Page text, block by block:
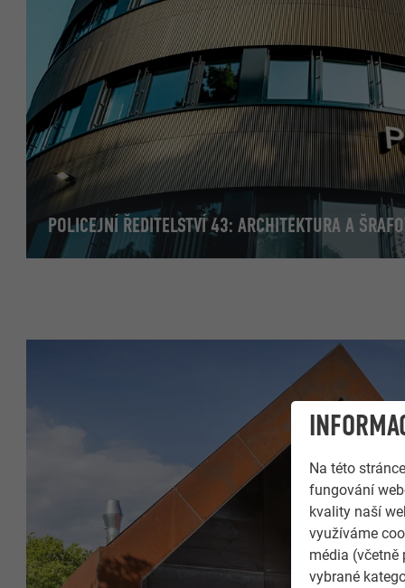
Na této
fungování
kvality naší
využíváme
média (včetně
vybrané
POLICEJNÍ ŘEDITELSTVÍ 43: ARCHITEKTURA A